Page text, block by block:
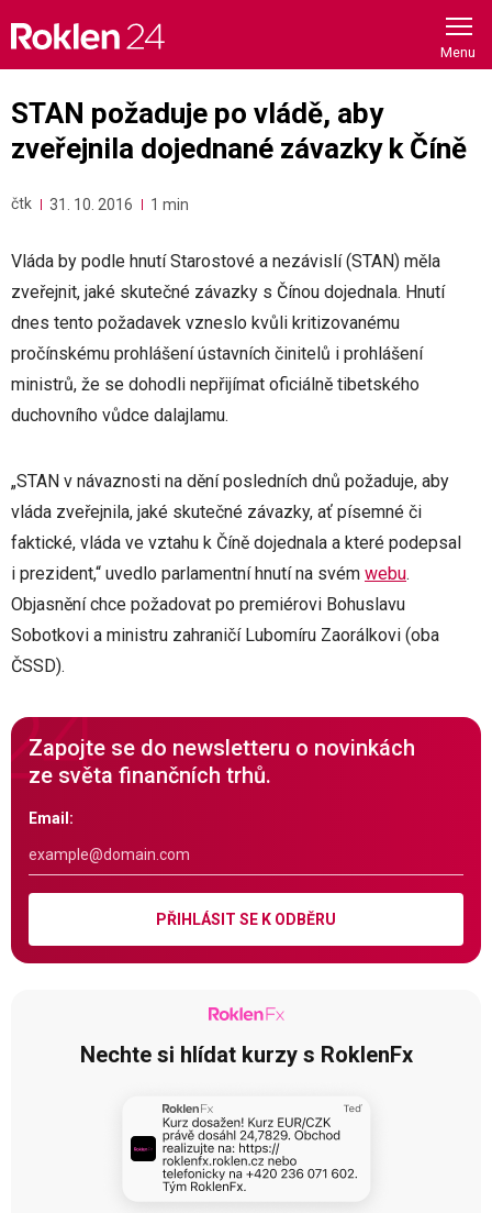
content
STAN požaduje po vládě, aby
zveřejnila dojednané závazky k Číně
čtk 31. 10. 2016 1 min
Vláda by podle hnutí Starostové a nezávislí (STAN) měla
zveřejnit, jaké skutečné závazky s Čínou dojednala. Hnutí
dnes tento požadavek vzneslo kvůli kritizovanému
pročínskému prohlášení ústavních činitelů i prohlášení
ministrů, že se dohodli nepřijímat oficiálně tibetského
duchovního vůdce dalajlamu.
„STAN v návaznosti na dění posledních dnů požaduje, aby
vláda zveřejnila, jaké skutečné závazky, ať písemné či
faktické, vláda ve vztahu k Číně dojednala a které podepsal
i prezident,“ uvedlo parlamentní hnutí na svém webu.
Objasnění chce požadovat po premiérovi Bohuslavu
Sobotkovi a ministru zahraničí Lubomíru Zaorálkovi (oba
ČSSD).
Zapojte se do newsletteru o novinkách
ze světa finančních trhů.
Email:
PŘIHLÁSIT SE K ODBĚRU
Nechte si hlídat kurzy s RoklenFx